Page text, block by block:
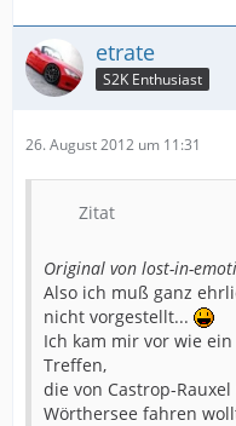
etrate
S2K Enthusiast
26. August 2012 um 11:31
Zitat
Original von lost-in-
Also ich muß ganz
nicht vorgestellt...
Ich kam mir vor wie
Treffen,
die von Castrop-
Wörthersee fahren